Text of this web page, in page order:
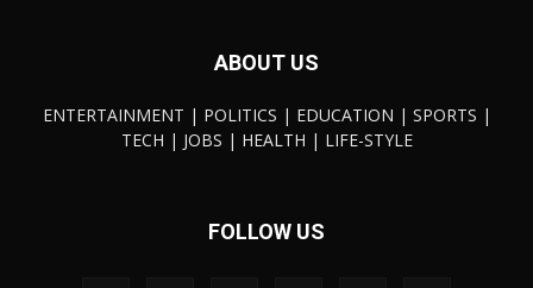
ABOUT US
ENTERTAINMENT | POLITICS | EDUCATION | SPORTS |
TECH | JOBS | HEALTH | LIFE-STYLE
FOLLOW US